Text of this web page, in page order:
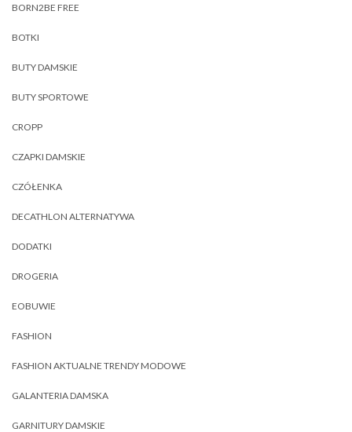
BORN2BE FREE
BOTKI
BUTY DAMSKIE
BUTY SPORTOWE
CROPP
CZAPKI DAMSKIE
CZÓŁENKA
DECATHLON ALTERNATYWA
DODATKI
DROGERIA
EOBUWIE
FASHION
FASHION AKTUALNE TRENDY MODOWE
GALANTERIA DAMSKA
GARNITURY DAMSKIE